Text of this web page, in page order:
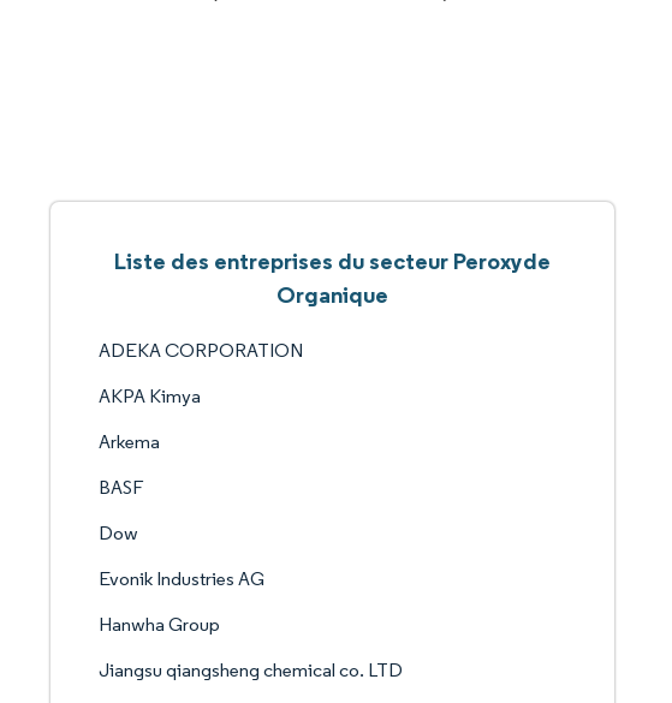
Liste des entreprises du secteur Peroxyde
Organique
ADEKA CORPORATION
AKPA Kimya
Arkema
BASF
Dow
Evonik Industries AG
Hanwha Group
Jiangsu qiangsheng chemical co. LTD